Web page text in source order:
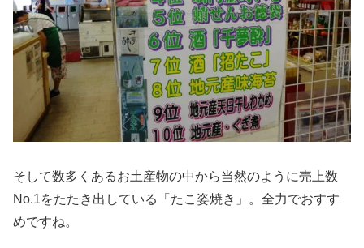
そして数多くあるお土産物の中から当然のように売上数
No.1をたたき出している 「たこ姿焼き」
。全力でおすす
めですね。